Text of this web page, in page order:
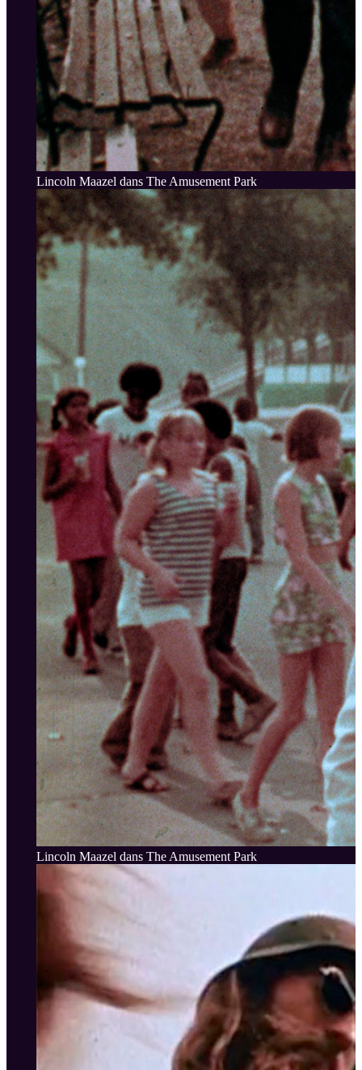
Lincoln Maazel dans The Amusement Park
Lincoln Maazel dans The Amusement Park